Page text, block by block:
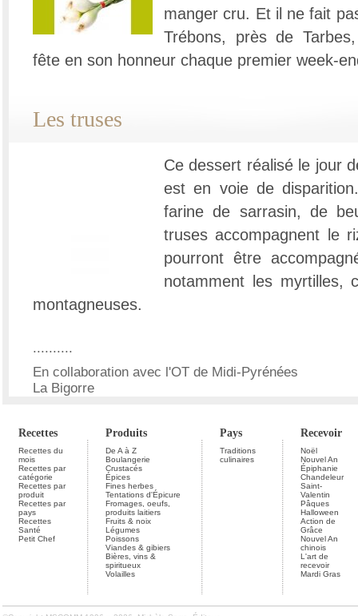
manger cru. Et il ne fait
Trébons, près de
fête en son honneur chaque premier week-
Les truses
Ce dessert réalisé le jour
est en voie de
farine de sarrasin, de
truses accompagnent le
pourront être
notamment les myrtilles,
montagneuses.
..........
En collaboration avec l'OT de Midi-Pyrénées
La Bigorre
Recettes Produits Pays Recevoir
Recettes du
mois
Recettes par
catégorie
Recettes par
produit
Recettes par
pays
Recettes
Santé
Petit Chef
De A à Z
Boulangerie
Crustacés
Épices
Fines herbes
Tentations d'Épicure
Fromages, oeufs,
produits laitiers
Fruits & noix
Légumes
Poissons
Viandes & gibiers
Bières, vins &
spiritueux
Volailles
Traditions
culinaires
Noël
Nouvel An
Épiphanie
Chandeleur
Saint-
Valentin
Pâques
Halloween
Action de
Grâce
Nouvel An
chinois
L'art de
recevoir
Mardi Gras